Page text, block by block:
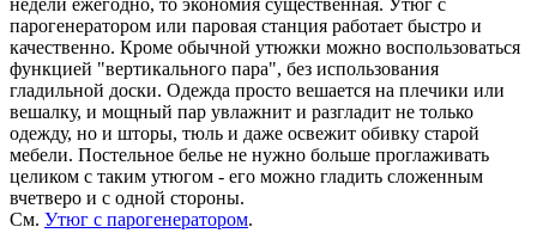
парогенератором или паровая станция работает быстро и
качественно. Кроме обычной утюжки можно воспользоваться
функцией "вертикального пара", без использования
гладильной доски. Одежда просто вешается на плечики или
вешалку, и мощный пар увлажнит и разгладит не только
одежду, но и шторы, тюль и даже освежит обивку старой
мебели. Постельное белье не нужно больше проглаживать
целиком с таким утюгом - его можно гладить сложенным
вчетверо и с одной стороны.
См. Утюг с парогенератором.